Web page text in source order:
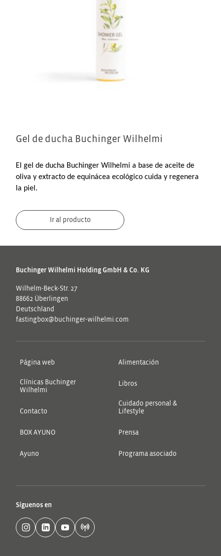
Gel de ducha Buchinger Wilhelmi
El gel de ducha Buchinger Wilhelmi a base de aceite de
oliva y extracto de equinácea ecológico cuida y regenera
la piel.
Ir al producto
Buchinger Wilhelmi Holding GmbH & Co. KG
Wilhelm-Beck-Str. 27
88662 Überlingen
Deutschland
fastingbox@buchinger-wilhelmi.com
Página web
Clínicas Buchinger
Wilhelmi
Contacto
BOX AYUNO
Ayuno
Alimentación
Libros
Cuidado personal &
Lifestyle
Prensa
Programa asociado
Síguenos en